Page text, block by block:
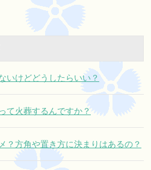
いけどどうしたらいい？
て火葬するんですか？
？方角や置き方に決まりはあるの？